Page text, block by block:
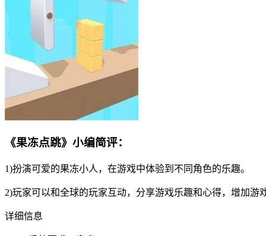
《果冻点跳》小编简评：
1)扮演可爱的果冻小人，在游戏中体验到不同角色的乐趣。
2)玩家可以和全球的玩家互动，分享游戏乐趣和心得，增加游
详细信息